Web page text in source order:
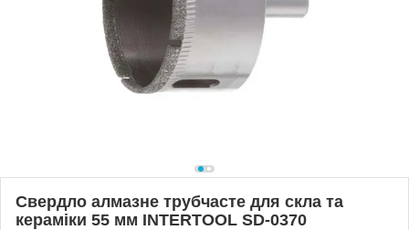
Свердло алмазне трубчасте для скла та
кераміки 55 мм INTERTOOL SD-0370